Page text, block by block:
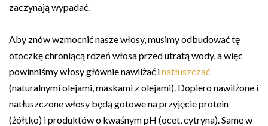
zaczynają wypadać.
Aby znów wzmocnić nasze włosy, musimy odbudować tę
otoczkę chroniącą rdzeń włosa przed utratą wody, a więc
powinniśmy włosy głównie nawilżać inatłuszczać
(naturalnymi olejami, maskami z olejami). Dopiero nawilżone i
natłuszczone włosy będą gotowe na przyjęcie protein
(żółtko) i produktów o kwaśnym pH (ocet, cytryna). Same w